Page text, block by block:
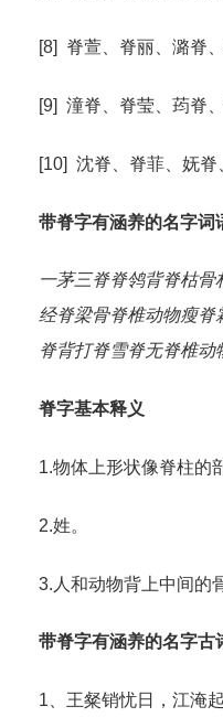
[8] 脊萱、脊丽、潞脊
[9] 潼脊、脊莹、荺脊
[10] 沈脊、脊菲、妩
带脊字有涵养的名字词
一茅三脊脊鸰背脊枯骨
经脊梁骨脊椎动物瘦脊
脊背打脊雪脊无脊椎动
脊字基本释义
1.物体上形状像脊柱的
2.姓。
3.人和动物背上中间的
带脊字有涵养的名字古
1、王粲销忧日，江淹